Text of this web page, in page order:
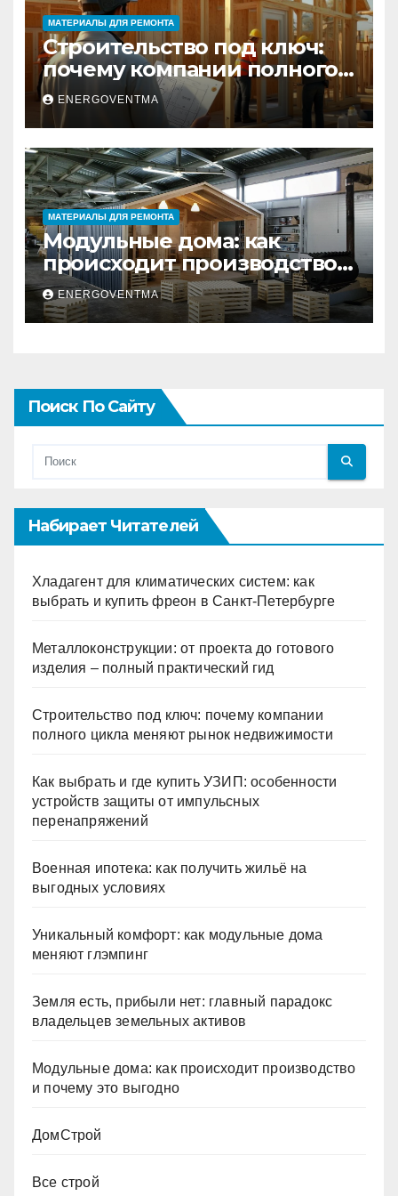
МАТЕРИАЛЫ ДЛЯ РЕМОНТА
Строительство под ключ:
почему компании полного
цикла меняют рынок
недвижимости
ENERGOVENTMA
МАТЕРИАЛЫ ДЛЯ РЕМОНТА
Модульные дома: как
происходит производство
и почему это выгодно
ENERGOVENTMA
Поиск По Сайту
Набирает Читателей
Хладагент для климатических систем: как
выбрать и купить фреон в Санкт-Петербурге
Металлоконструкции: от проекта до готового
изделия – полный практический гид
Строительство под ключ: почему компании
полного цикла меняют рынок недвижимости
Как выбрать и где купить УЗИП: особенности
устройств защиты от импульсных
перенапряжений
Военная ипотека: как получить жильё на
выгодных условиях
Уникальный комфорт: как модульные дома
меняют глэмпинг
Земля есть, прибыли нет: главный парадокс
владельцев земельных активов
Модульные дома: как происходит производство
и почему это выгодно
ДомСтрой
Все строй